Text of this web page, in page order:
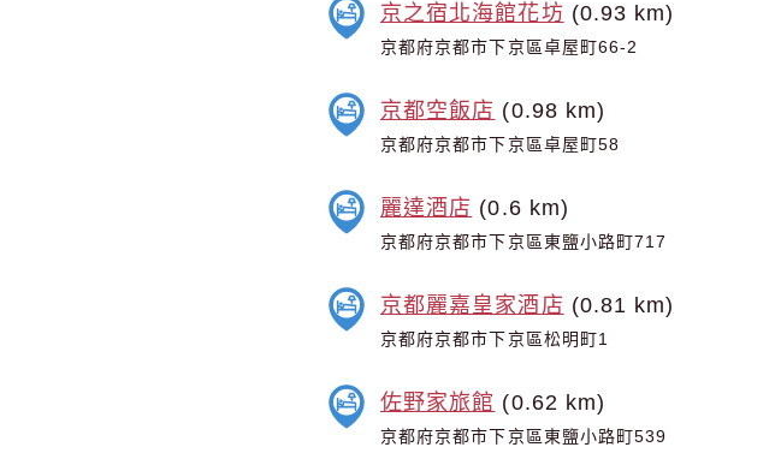
京之宿北海館花坊 (0.93 km)
京都府京都市下京區卓屋町66-2
京都空飯店 (0.98 km)
京都府京都市下京區卓屋町58
麗達酒店 (0.6 km)
京都府京都市下京區東鹽小路町717
京都麗嘉皇家酒店 (0.81 km)
京都府京都市下京區松明町1
佐野家旅館 (0.62 km)
京都府京都市下京區東鹽小路町539